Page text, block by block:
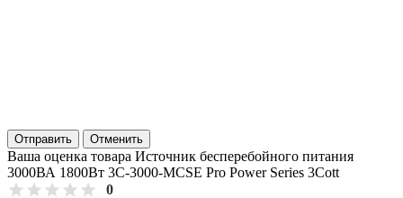
Отправить Отменить
Ваша оценка товара Источник бесперебойного питания
3000ВА 1800Вт 3C-3000-MCSE Pro Power Series 3Cott
0